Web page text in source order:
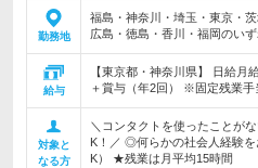
勤務地
福島・神奈川・埼玉・東京・
広島・徳島・香川・福岡のい
給与
【東京都・神奈川県】 日給月
＋賞与（年2回） ※固定残業手
対象と
なる方
＼コンタクトを使ったことが
K！／ ◎何らかの社会人経験
K） ★残業は月平均15時間